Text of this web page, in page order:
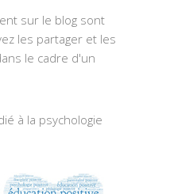
sur le blog sont
les partager et les
le cadre d'un
à la psychologie